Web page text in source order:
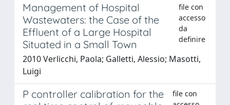
Management of Hospital
Wastewaters: the Case of the
Effluent of a Large Hospital
Situated in a Small Town
file con
accesso
da
definire
2010 Verlicchi, Paola; Galletti, Alessio; Masotti,
Luigi
P controller calibration for the
file con